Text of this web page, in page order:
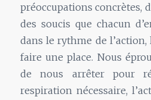
préoccupations concrètes,
des soucis que chacun
dans le rythme de l’action,
faire une place. Nous
de nous arrêter pour
respiration nécessaire,